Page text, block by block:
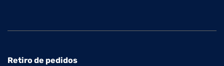
Retiro de pedidos